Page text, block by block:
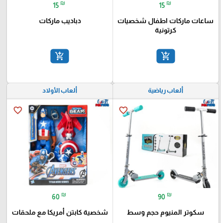
ساعات ماركات اطفال شخصيات
كرتونية
add_shopping_cart
دباديب ماركات
add_shopping_cart
ألعاب رياضية
favorite_border
سكوتر المنيوم حجم وسط
ألعاب الأولاد
favorite_border
شخصية كابتن أمريكا مع ملحقات